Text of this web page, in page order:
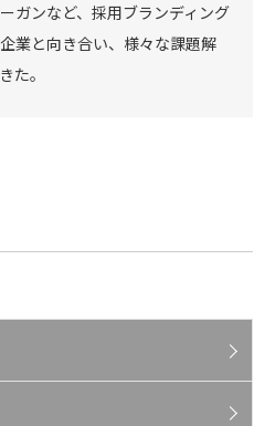
ガンなど、採用ブランディング
業と向き合い、様々な課題解
た。